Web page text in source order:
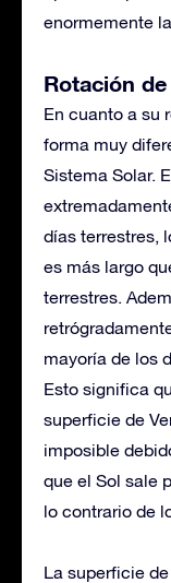
enormemente
Rotación
En cuanto a su
forma muy
Sistema Solar.
días terrestres,
es más largo
terrestres.
mayoría de los
Esto significa
superficie de
imposible
que el Sol sale
lo contrario de
La superficie